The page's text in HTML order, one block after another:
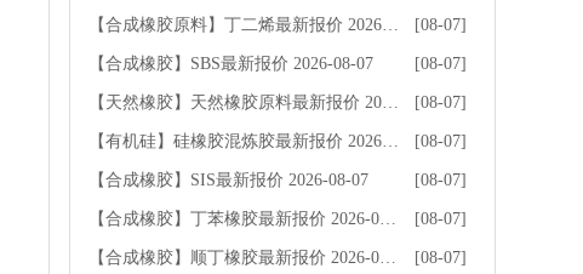
【合成橡胶原料】丁二烯最新报价 2026-08-07 [08-07]
【合成橡胶】SBS最新报价 2026-08-07 [08-07]
【天然橡胶】天然橡胶原料最新报价 2026-08-07 [08-07]
【有机硅】硅橡胶混炼胶最新报价 2026-08-07 [08-07]
【合成橡胶】SIS最新报价 2026-08-07 [08-07]
【合成橡胶】丁苯橡胶最新报价 2026-08-07 [08-07]
【合成橡胶】顺丁橡胶最新报价 2026-08-07 [08-07]